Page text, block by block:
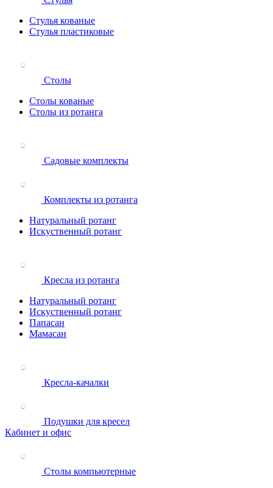
Стулья кованые
Стулья пластиковые
Столы
Столы кованые
Столы из ротанга
Садовые комплекты
Комплекты из ротанга
Натуральный ротанг
Искуственный ротанг
Кресла из ротанга
Натуральный ротанг
Искуственный ротанг
Папасан
Мамасан
Кресла-качалки
Подушки для кресел
Кабинет и офис
Столы компьютерные